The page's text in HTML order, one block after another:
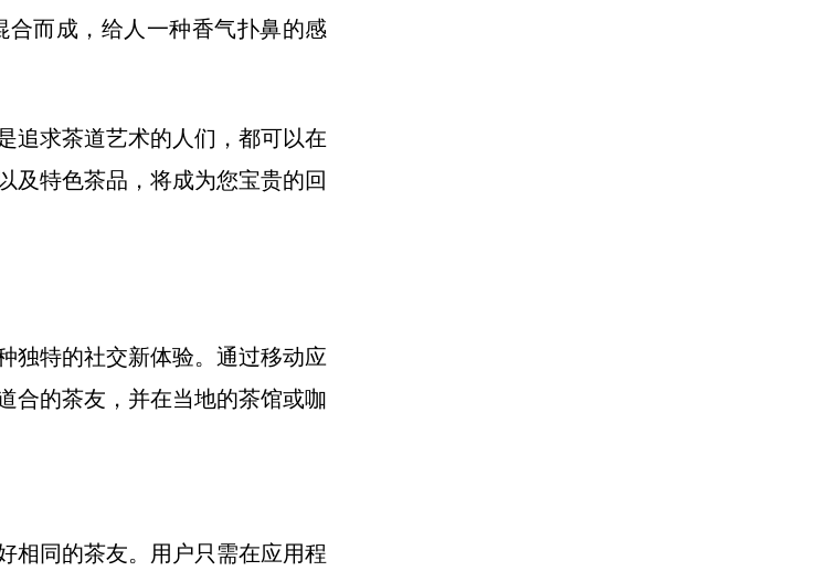
而成，给人一种香气扑鼻的感
追求茶道艺术的人们，都可以在
及特色茶品，将成为您宝贵的回
独特的社交新体验。通过移动应
合的茶友，并在当地的茶馆或咖
相同的茶友。用户只需在应用程